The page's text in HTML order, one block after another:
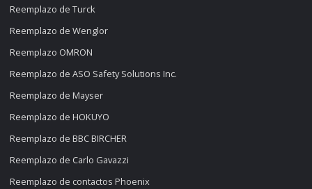
Reemplazo de Turck
Reemplazo de Wenglor
Reemplazo OMRON
Reemplazo de ASO Safety Solutions Inc.
Reemplazo de Mayser
Reemplazo de HOKUYO
Reemplazo de BBC BIRCHER
Reemplazo de Carlo Gavazzi
Reemplazo de contactos Phoenix